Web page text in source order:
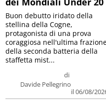
di
Davide Pellegrino
il 06/08/
Buon debutto iridato della
stellina della Cogne,
protagonista di una prova
coraggiosa nell'ultima
della seconda batteria della
staffetta mist...